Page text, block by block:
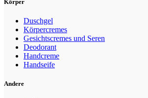
Körper
Duschgel
Körpercremes
Gesichtscremes und Seren
Deodorant
Handcreme
Handseife
Andere